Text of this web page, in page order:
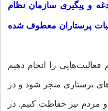
و پیگیری سازمان نظام
پرستاران معطوف شده
را انجام دهیم
پرستاری منجر شود و در
مردم نیز حفاظت کنیم. در